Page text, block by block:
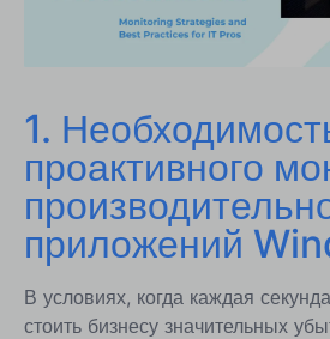
5. Избежание
мониторинге приложений
приложений Windows
Заключение: Оптимизация
приложений Windows - Путь
специалистов
1.
проактивного
приложений
В условиях, когда каждая
стоить бизнесу значительных